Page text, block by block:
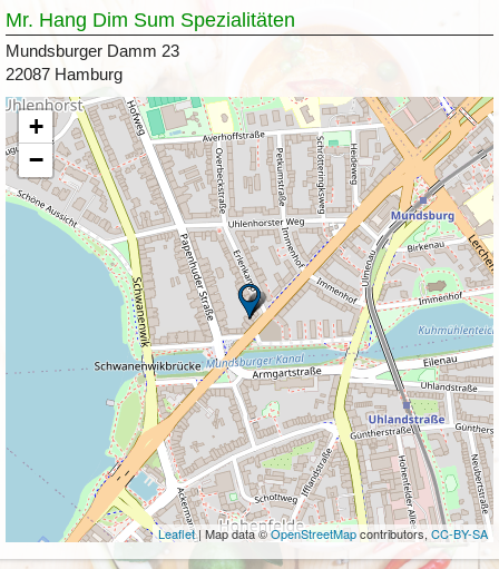
Mr. Hang Dim Sum Spezialitäten
Mundsburger Damm 23
22087 Hamburg
+
−
Leaflet| Map data ©OpenStreetMapcontributors, CC-BY-SA